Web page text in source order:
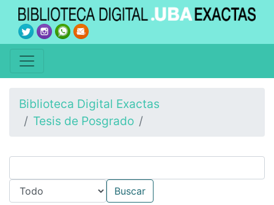
Biblioteca Digital Exactas
Tesis de Posgrado